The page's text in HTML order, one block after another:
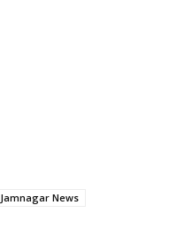
Jamnagar News